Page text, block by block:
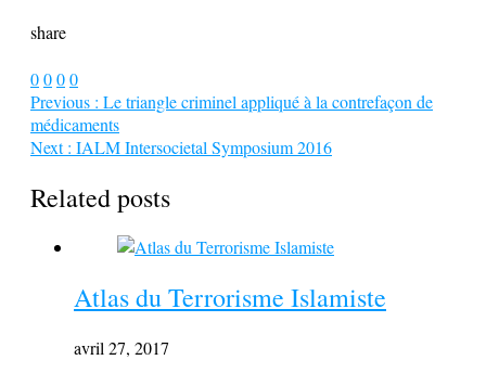
share
0000
Previous : Le triangle criminel appliqué à la contrefaçon de
médicaments
Next : IALM Intersocietal Symposium 2016
Related posts
Atlas du Terrorisme Islamiste
avril 27, 2017